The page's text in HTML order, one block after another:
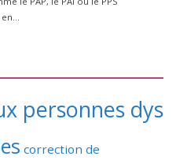
personnes dys
correction de